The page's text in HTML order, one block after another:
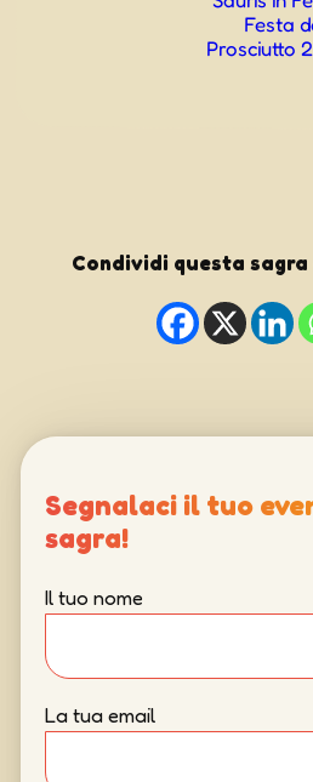
Festa
Prosciutto
Condividi questa
Segnalaci il tuo
sagra!
Il tuo nome
La tua email